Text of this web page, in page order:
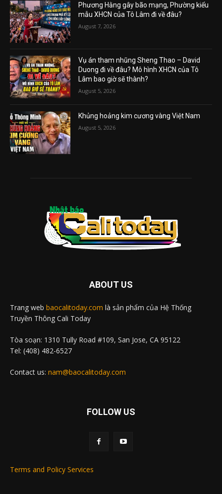
Phương Hằng gây bão mạng, Phường kiểu
mẫu XHCN của Tô Lâm đi về đâu?
August 7, 2026
Vụ án tham nhũng Sheng Thao – David
Duong đi về đâu? Mô hình XHCN của Tô
Lâm bao giờ sẽ thành?
August 5, 2026
Khủng hoảng kim cương vàng Việt Nam
August 5, 2026
ABOUT US
Trang web baocalitoday.com là sản phẩm của Hệ Thống
Truyền Thông Cali Today
Tòa soạn: 1310 Tully Road #109, San Jose, CA 95122
Tel: (408) 482-6527
Contact us: nam@baocalitoday.com
FOLLOW US
Terms and Policy Services